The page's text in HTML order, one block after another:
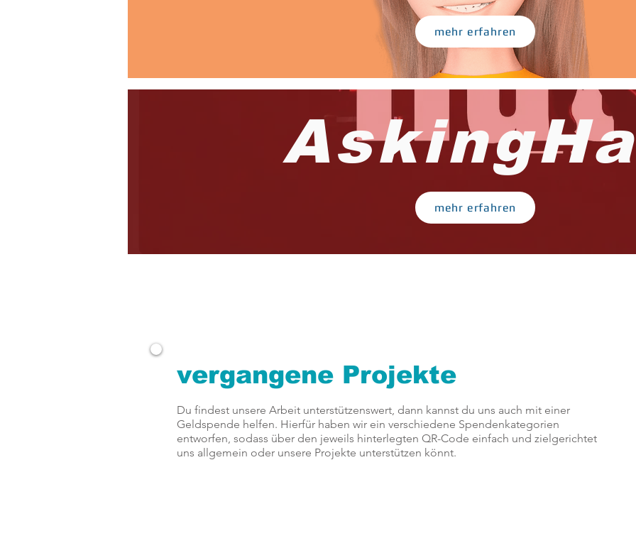
mehr erfahren
mehr erfahren
vergangene Projekte
Du findest unsere Arbeit unterstützenswert, dann kannst du uns auch mit einer
Geldspende helfen. Hierfür haben wir ein verschiedene Spendenkategorien
entworfen, sodass über den jeweils hinterlegten QR-Code einfach und zielgerichtet
uns allgemein oder unsere Projekte unterstützen könnt.